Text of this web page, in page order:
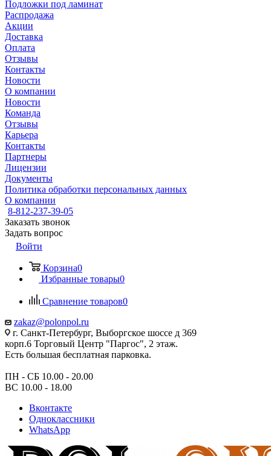
Подложки под ламинат
Распродажа
Акции
Доставка
Оплата
Отзывы
Контакты
Новости
О компании
Новости
Команда
Отзывы
Карьера
Контакты
Партнеры
Лицензии
Документы
Политика обработки персональных данных
О компании
8-812-237-39-05
Заказать звонок
Задать вопрос
Войти
Корзина0
Избранные товары0
Сравнение товаров0
zakaz@polonpol.ru
г. Санкт-Петербург, Выборгское шоссе д 369
корп.6 Торговый Центр "Паргос", 2 этаж.
Есть большая бесплатная парковка.
ПН - СБ 10.00 - 20.00
ВС 10.00 - 18.00
Вконтакте
Одноклассники
WhatsApp